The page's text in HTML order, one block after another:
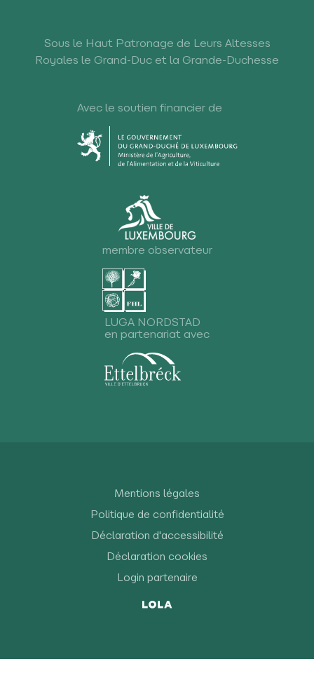
Sous le Haut Patronage de Leurs Altesses
Royales le Grand-Duc et la Grande-Duchesse
Avec le soutien financier de
membre observateur
LUGA NORDSTAD
en partenariat avec
Mentions légales
Politique de confidentialité
Déclaration d'accessibilité
Déclaration cookies
Login partenaire